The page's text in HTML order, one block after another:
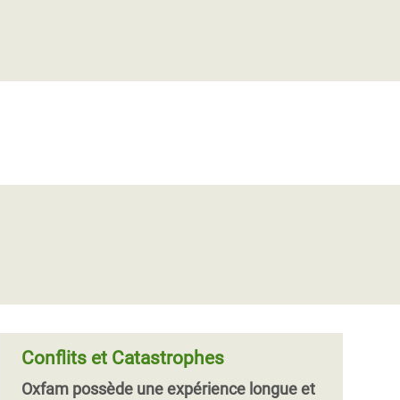
Conflits et Catastrophes
Oxfam possède une expérience longue et